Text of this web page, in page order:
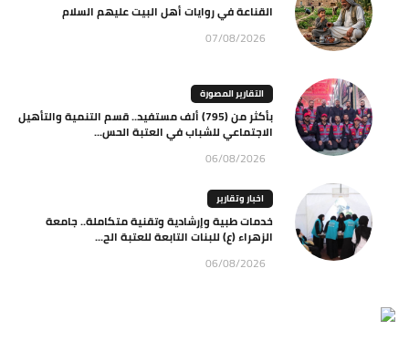
القناعة في روايات أهل البيت عليهم السلام
07/08/2026
التقارير المصورة
بأكثر من (795) ألف مستفيد.. قسم التنمية والتأهيل
الاجتماعي للشباب في العتبة الحس...
06/08/2026
اخبار وتقارير
خدمات طبية وإرشادية وتقنية متكاملة.. جامعة
الزهراء (ع) للبنات التابعة للعتبة الح...
06/08/2026